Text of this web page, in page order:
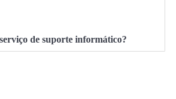
de suporte informático?